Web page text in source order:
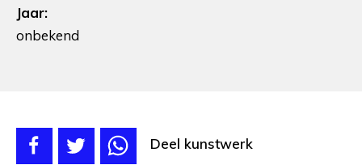
Jaar:
onbekend
Deel kunstwerk